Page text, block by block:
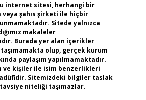
internet sitesi, herhangi bir
şahıs şirketi ile hiçbir
Sitede yalnızca
makaleler
Burada yer alan içerikler
olup, gerçek kurum
paylaşım yapılmamaktadır.
ve kişiler ile isim benzerlikleri
Sitemizdeki bilgiler taslak
niteliği taşımazlar.